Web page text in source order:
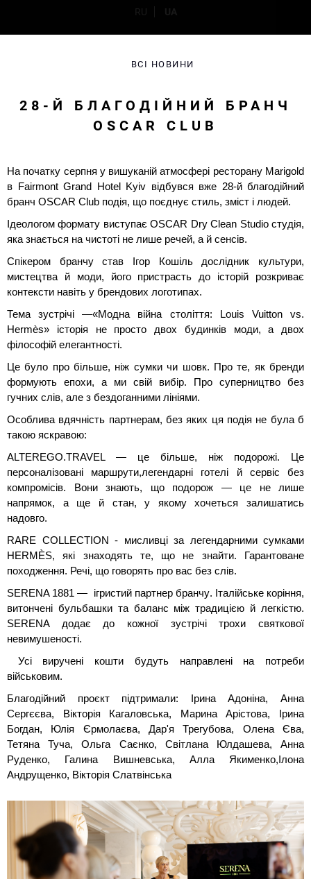
RU UA
ВСІ НОВИНИ
28-Й БЛАГОДІЙНИЙ БРАНЧ
OSCAR CLUB
На початку серпня у вишуканій атмосфері ресторану Marigold
в Fairmont Grand Hotel Kyiv відбувся вже 28-й благодійний
бранч OSCAR Club подія, що поєднує стиль, зміст і людей.
Ідеологом формату виступає OSCAR Dry Clean Studio студія,
яка знається на чистоті не лише речей, а й сенсів.
Спікером бранчу став Ігор Кошіль дослідник культури,
мистецтва й моди, його пристрасть до історій розкриває
контексти навіть у брендових логотипах.
Тема зустрічі —«Модна війна століття: Louis Vuitton vs.
Hermès» історія не просто двох будинків моди, а двох
філософій елегантності.
Це було про більше, ніж сумки чи шовк. Про те, як бренди
формують епохи, а ми свій вибір. Про суперництво без
гучних слів, але з бездоганними лініями.
Особлива вдячність партнерам, без яких ця подія не була б
такою яскравою:
ALTEREGO.TRAVEL — це більше, ніж подорожі. Це
персоналізовані маршрути,легендарні готелі й сервіс без
компромісів. Вони знають, що подорож — це не лише
напрямок, а ще й стан, у якому хочеться залишатись
надовго.
RARE COLLECTION - мисливці за легендарними сумками
HERMÈS, які знаходять те, що не знайти. Гарантоване
походження. Речі, що говорять про вас без слів.
SERENA 1881 — ігристий партнер бранчу. Італійське коріння,
витончені бульбашки та баланс між традицією й легкістю.
SERENA додає до кожної зустрічі трохи святкової
невимушеності.
Усі виручені кошти будуть направлені на потреби
військовим.
Благодійний проєкт підтримали: Ірина Адоніна, Анна
Сергєєва, Вікторія Кагаловська, Марина Арістова, Ірина
Богдан, Юлія Єрмолаєва, Дар'я Трегубова, Олена Єва,
Тетяна Туча, Ольга Саєнко, Світлана Юлдашева, Анна
Руденко, Галина Вишневська, Алла Якименко,Ілона
Андрущенко, Вікторія Слатвінська